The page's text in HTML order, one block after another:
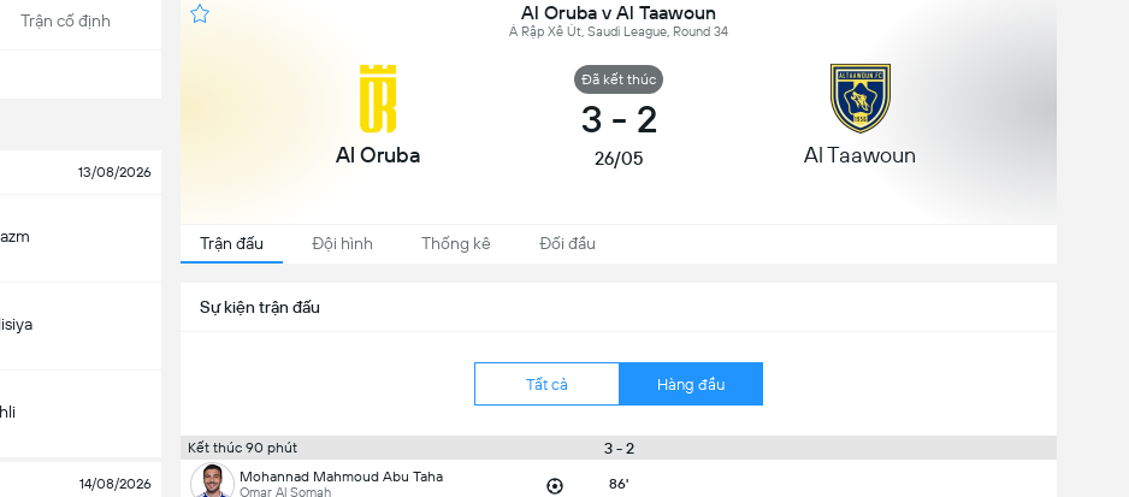
Trận cố định
13/08/2026
14/08/2026
Al Oruba v Al Taawoun
Ả Rập Xê Út, Saudi League, Round 34
Al Oruba
Đã kết thúc
3 - 2
26/05 Al Taawoun
Trận đấu Đội hình Thống kê Đối đầu
Sự kiện trận đấu
Tất cả Hàng đầu
Kết thúc 90 phút 3 - 2
Mohannad Mahmoud Abu Taha
Omar Al Somah 86'